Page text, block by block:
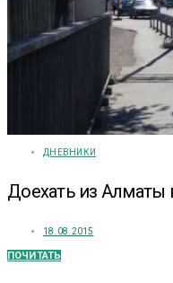
ДНЕВНИКИ
Доехать из Алматы
18.08.2015
ПОЧИТАТЬ